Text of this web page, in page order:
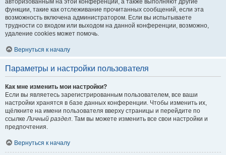
авторизованным на этой конференции, а также выполняют другие
функции, такие как отслеживание прочитанных сообщений, если эта
возможность включена администратором. Если вы испытываете
трудности со входом или выходом на данной конференции, возможно,
удаление cookies может помочь.
Вернуться к началу
Параметры и настройки пользователя
Как мне изменить мои настройки?
Если вы являетесь зарегистрированным пользователем, все ваши
настройки хранятся в базе данных конференции. Чтобы изменить их,
щёлкните на имени пользователя вверху страницы и перейдите по
ссылкеЛичный раздел. Там вы можете изменить все свои настройки и
предпочтения.
Вернуться к началу